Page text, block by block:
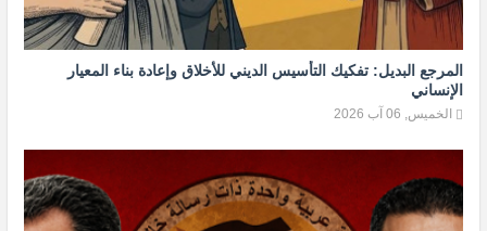
المرجع البديل: تفكيك التأسيس الديني للأخلاق وإعادة بناء المعيار
الإنساني
الخميس, 06 آب 2026